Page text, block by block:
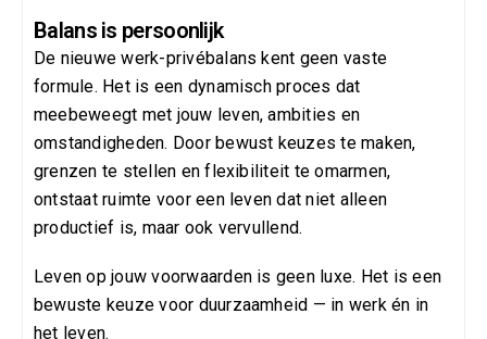
Balans is persoonlijk
De nieuwe werk-privébalans kent geen vaste
formule. Het is een dynamisch proces dat
meebeweegt met jouw leven, ambities en
omstandigheden. Door bewust keuzes te maken,
grenzen te stellen en flexibiliteit te omarmen,
ontstaat ruimte voor een leven dat niet alleen
productief is, maar ook vervullend.
Leven op jouw voorwaarden is geen luxe. Het is een
bewuste keuze voor duurzaamheid — in werk én in
het leven.